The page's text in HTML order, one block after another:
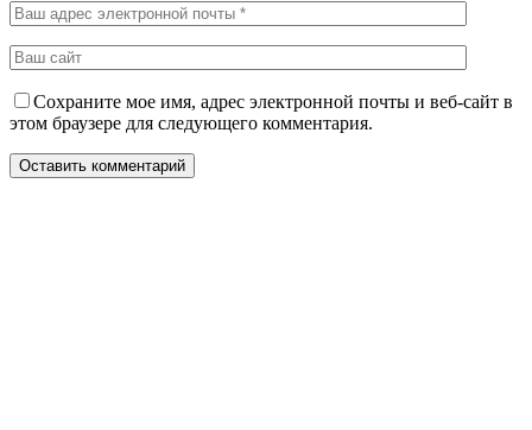
Сохраните мое имя, адрес электронной почты и веб-сайт в
этом браузере для следующего комментария.